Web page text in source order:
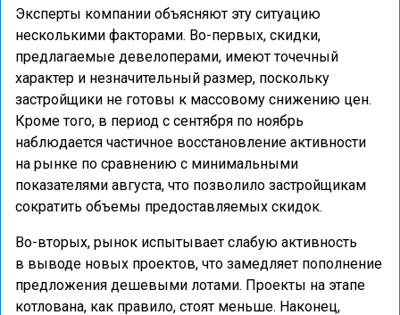
Эксперты компании объясняют эту ситуацию
несколькими факторами. Во-первых, скидки,
предлагаемые девелоперами, имеют точечный
характер и незначительный размер, поскольку
застройщики не готовы к массовому снижению цен.
Кроме того, в период с сентября по ноябрь
наблюдается частичное восстановление активности
на рынке по сравнению с минимальными
показателями августа, что позволило застройщикам
сократить объемы предоставляемых скидок.
Во-вторых, рынок испытывает слабую активность
в выводе новых проектов, что замедляет пополнение
предложения дешевыми лотами. Проекты на этапе
котлована, как правило, стоят меньше. Наконец,